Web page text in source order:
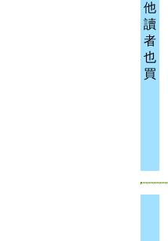
他
讀
者
也
買